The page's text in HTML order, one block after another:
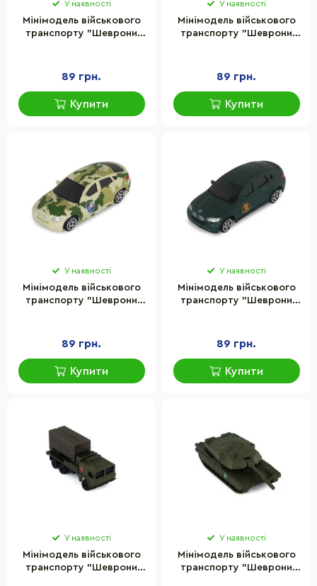
У наявності
Мінімодель військового
транспорту "Шеврони
89 грн.
Купити
У наявності
Мінімодель військового
транспорту "Шеврони
89 грн.
Купити
У наявності
Мінімодель військового
транспорту "Шеврони
89 грн.
Купити
У наявності
Мінімодель військового
транспорту "Шеврони
89 грн.
Купити
У наявності
Мінімодель військового
транспорту "Шеврони
У наявності
Мінімодель військового
транспорту "Шеврони